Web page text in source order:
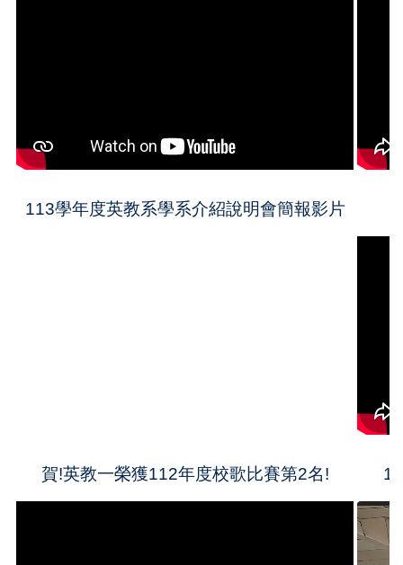
113學年度英教系學系介紹說明會簡報影片
賀!英教一榮獲112年度校歌比賽第2名!